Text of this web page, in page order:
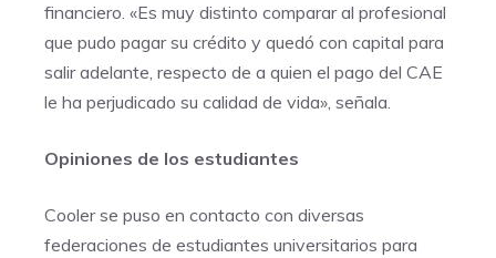
financiero. «Es muy distinto comparar al profesional
que pudo pagar su crédito y quedó con capital para
salir adelante, respecto de a quien el pago del CAE
le ha perjudicado su calidad de vida», señala.
Opiniones de los estudiantes
Cooler se puso en contacto con diversas
federaciones de estudiantes universitarios para